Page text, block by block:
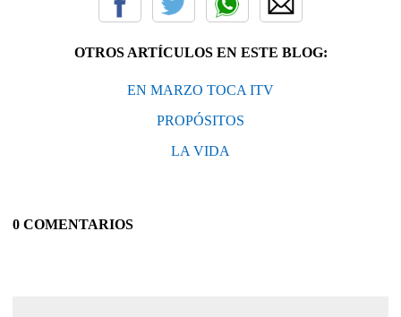
OTROS ARTÍCULOS EN ESTE BLOG:
EN MARZO TOCA ITV
PROPÓSITOS
LA VIDA
0 COMENTARIOS